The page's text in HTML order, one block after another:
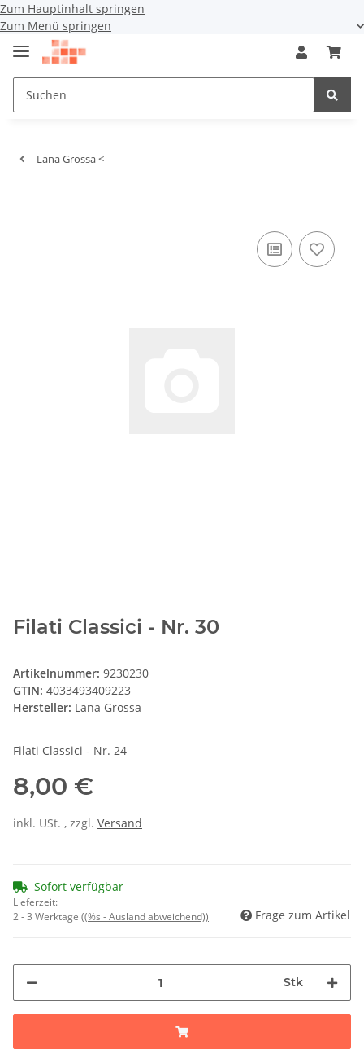
Zum Hauptinhalt springen
Zum Menü springen
Lana Grossa <
Filati Classici - Nr. 30
Artikelnummer: 9230230
GTIN: 4033493409223
Hersteller: Lana Grossa
Filati Classici - Nr. 24
8,00 €
inkl. USt. , zzgl. Versand
Sofort verfügbar
Lieferzeit:
2 - 3 Werktage ((%s - Ausland abweichend)) Frage zum Artikel
Stk